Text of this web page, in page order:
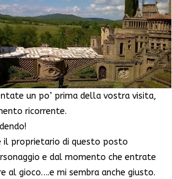
un po’ prima della vostra visita,
ricorrente.
il proprietario di questo posto
e dal momento che entrate
al gioco….e mi sembra anche giusto.